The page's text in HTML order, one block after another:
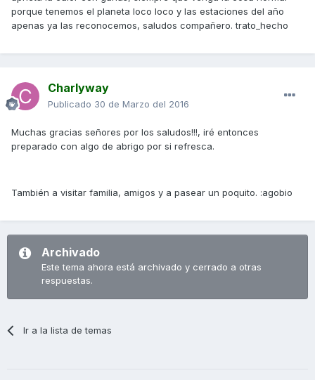
porque tenemos el planeta loco loco y las estaciones del año
apenas ya las reconocemos, saludos compañero. trato_hecho
Charlyway
Publicado 30 de Marzo del 2016
Muchas gracias señores por los saludos!!!, iré entonces
preparado con algo de abrigo por si refresca.
También a visitar familia, amigos y a pasear un poquito. :agobio
Archivado
Este tema ahora está archivado y cerrado a otras
respuestas.
Ir a la lista de temas